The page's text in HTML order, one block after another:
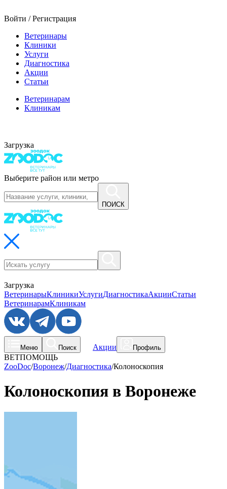
Войти / Регистрация
Ветеринары
Клиники
Услуги
Диагностика
Акции
Статьи
Ветеринарам
Клиникам
Загрузка
Выберите район или метро
ПОИСК
Загрузка
ВетеринарыКлиникиУслугиДиагностикаАкцииСтатьи
ВетеринарамКлиникам
Меню Поиск Акции Профиль
ВЕТПОМОЩЬ
ZooDoc/Воронеж/Диагностика/Колоноскопия
Колоноскопия в Воронеже